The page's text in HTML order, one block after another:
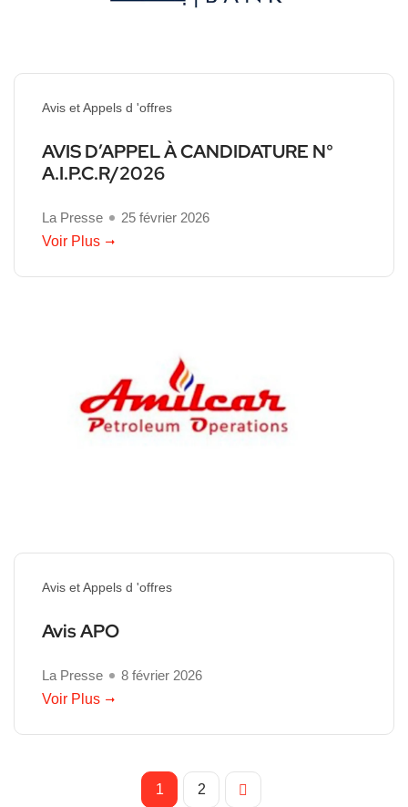
Avis et Appels d 'offres
AVIS D’APPEL À CANDIDATURE N°
A.I.P.C.R/2026
La Presse
25 février 2026
Voir Plus
Avis et Appels d 'offres
Avis APO
La Presse
8 février 2026
Voir Plus
1 2